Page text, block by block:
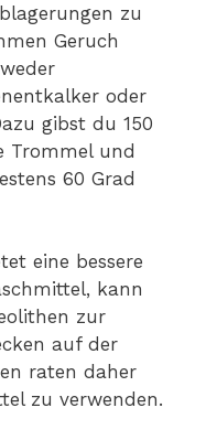
zu
Geruch
oder
gibst du 150
Trommel und
60 Grad
eine bessere
kann
zur
auf der
raten daher
zu verwenden.